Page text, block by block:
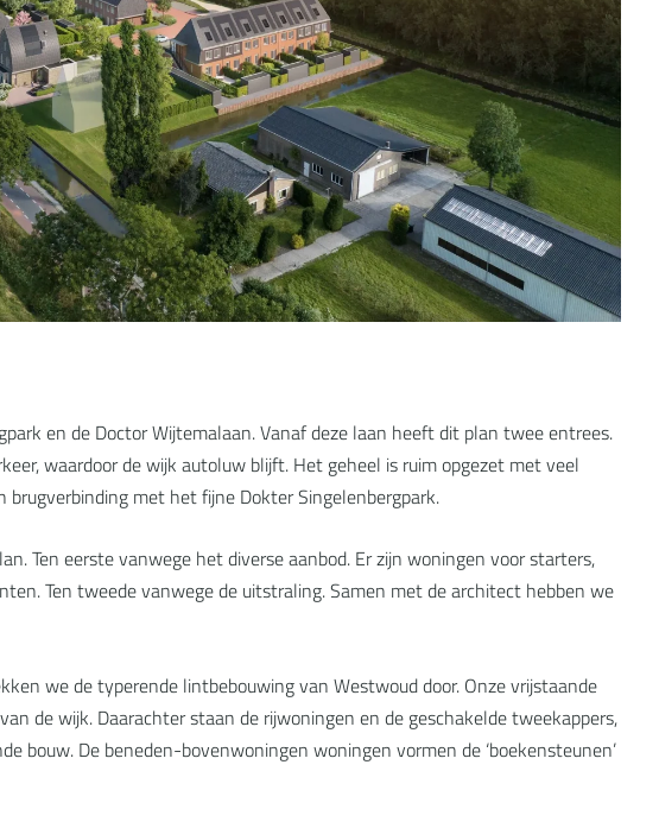
en de Doctor Wijtemalaan. Vanaf deze laan heeft dit plan twee entrees.
waardoor de wijk autoluw blijft. Het geheel is ruim opgezet met veel
brugverbinding met het fijne Dokter Singelenbergpark.
Ten eerste vanwege het diverse aanbod. Er zijn woningen voor starters,
Ten tweede vanwege de uitstraling. Samen met de architect hebben we
we de typerende lintbebouwing van Westwoud door. Onze vrijstaande
de wijk. Daarachter staan de rijwoningen en de geschakelde tweekappers,
bouw. De beneden-bovenwoningen woningen vormen de ‘boekensteunen’